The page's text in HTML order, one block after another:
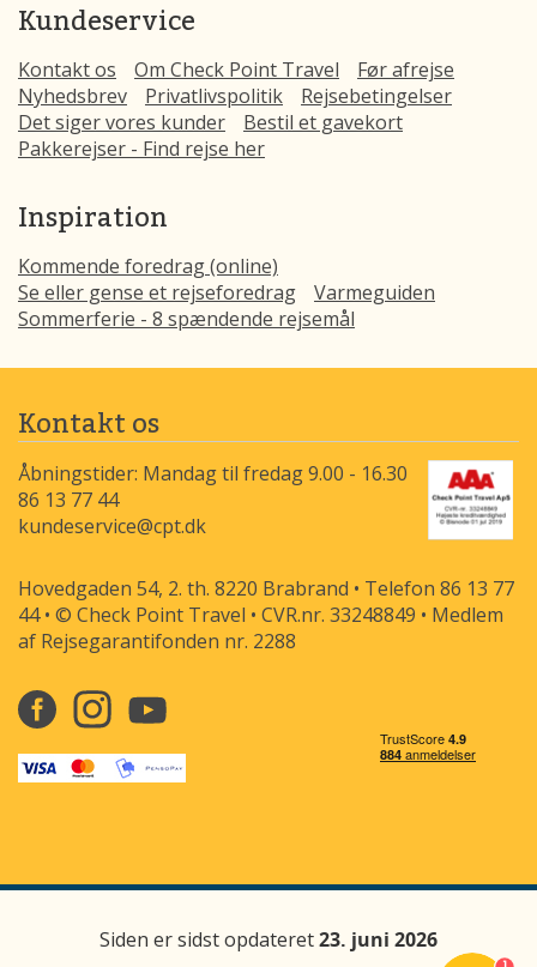
Kundeservice
Kontakt os Om Check Point Travel
Før afrejse
Nyhedsbrev
Privatlivspolitik
Rejsebetingelser
Det siger vores kunder
Bestil et gavekort
Pakkerejser - Find rejse her
Inspiration
Kommende foredrag (online)
Se eller gense et rejseforedrag
Varmeguiden
Sommerferie - 8 spændende rejsemål
Kontakt os
Åbningstider: Mandag til fredag 9.00 - 16.30
86 13 77 44
kundeservice@cpt.dk
Hovedgaden 54, 2. th. 8220 Brabrand • Telefon 86 13 77
44 • © Check Point Travel • CVR.nr. 33248849 • Medlem
af Rejsegarantifonden nr. 2288
Siden er sidst opdateret23. juni 2026